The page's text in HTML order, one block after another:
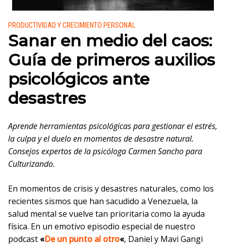
Publicado en:
PRODUCTIVIDAD Y CRECIMIENTO PERSONAL
Sanar en medio del caos:
Guía de primeros auxilios
psicológicos ante
desastres
Aprende herramientas psicológicas para gestionar el estrés,
la culpa y el duelo en momentos de desastre natural.
Consejos expertos de la psicóloga Carmen Sancho para
Culturizando.
En momentos de crisis y desastres naturales, como los
recientes sismos que han sacudido a Venezuela, la
salud mental se vuelve tan prioritaria como la ayuda
física. En un emotivo episodio especial de nuestro
podcast «De un punto al otro«, Daniel y Mavi Gangi